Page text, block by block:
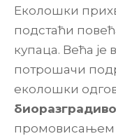
Еколошки
подстаћи
купаца. Већа је
потрошачи
еколошки
промовисањем